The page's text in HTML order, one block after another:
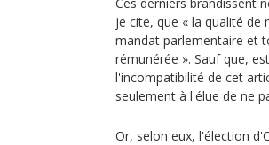
je cite, que « la qualité
mandat parlementaire et
rémunérée ». Sauf que,
l'incompatibilité de cet
seulement à l'élue de ne
Or, selon eux, l'élection